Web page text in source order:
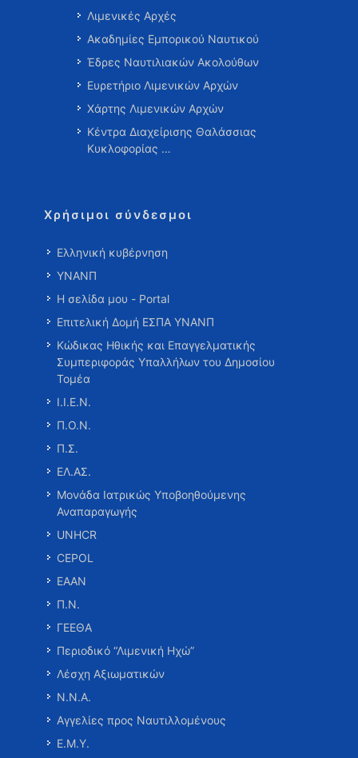
Λιμενικές Αρχές
Ακαδημίες Εμπορικού Ναυτικού
Έδρες Ναυτιλιακών Ακολούθων
Ευρετήριο Λιμενικών Αρχών
Χάρτης Λιμενικών Αρχών
Κέντρα Διαχείρισης Θαλάσσιας
Κυκλοφορίας …
Χρήσιμοι σύνδεσμοι
Ελληνική κυβέρνηση
ΥΝΑΝΠ
Η σελίδα μου - Portal
Επιτελική Δομή ΕΣΠΑ ΥΝΑΝΠ
Κώδικας Ηθικής και Επαγγελματικής
Συμπεριφοράς Υπαλλήλων του Δημοσίου
Τομέα
Ι.Ι.Ε.Ν.
Π.Ο.Ν.
Π.Σ.
ΕΛ.ΑΣ.
Μονάδα Ιατρικώς Υποβοηθούμενης
Αναπαραγωγής
UNHCR
CEPOL
ΕΑΑΝ
Π.Ν.
ΓΕΕΘΑ
Περιοδικό “Λιμενική Ηχώ”
Λέσχη Αξιωματικών
Ν.Ν.Α.
Αγγελίες προς Ναυτιλλομένους
Ε.Μ.Υ.